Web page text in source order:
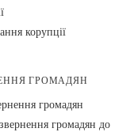
корупції
ГРОМАДЯН
громадян
громадян до